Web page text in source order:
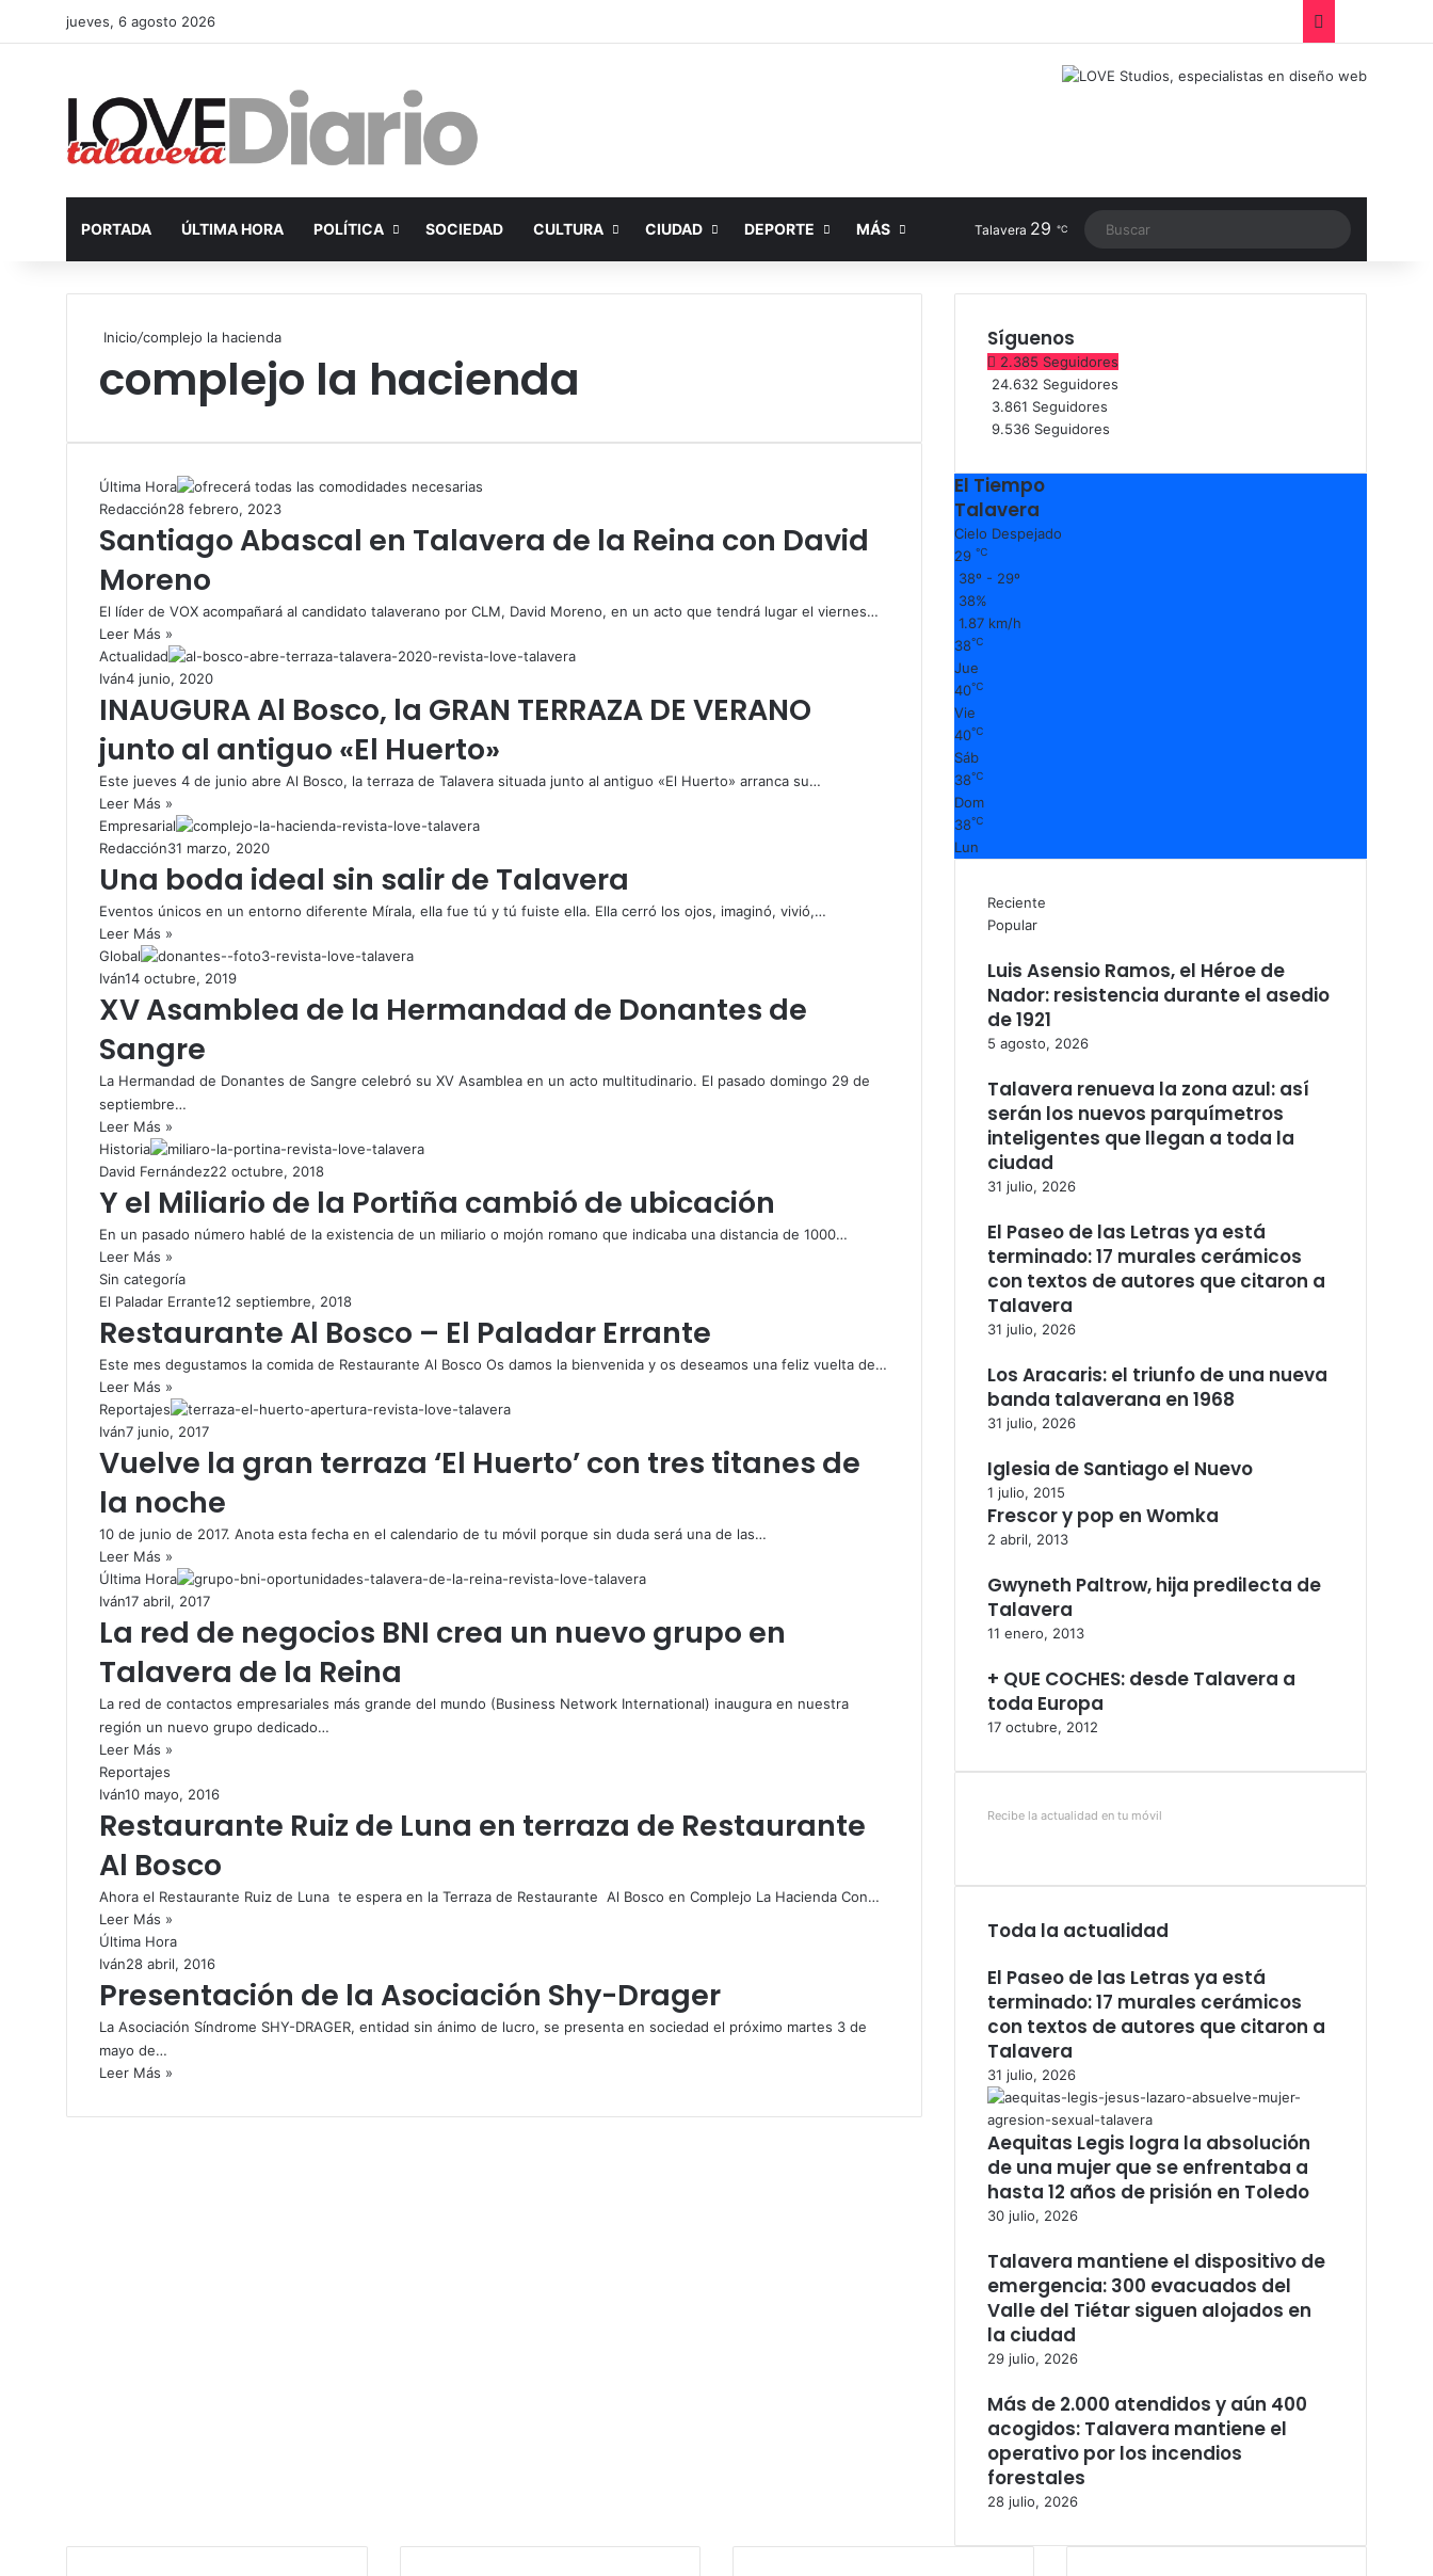
jueves, 6 agosto 2026 Instagram
TikTok
PORTADA ÚLTIMA HORA POLÍTICA SOCIEDAD CULTURA CIUDAD DEPORTE MÁS Talavera 29 ℃
Inicio/complejo la hacienda
complejo la hacienda
Última Hora
Redacción28 febrero, 2023
Santiago Abascal en Talavera de la Reina con David
Moreno
El líder de VOX acompañará al candidato talaverano por CLM, David Moreno, en un acto que tendrá lugar el viernes…
Leer Más »
Actualidad
Iván4 junio, 2020
INAUGURA Al Bosco, la GRAN TERRAZA DE VERANO
junto al antiguo «El Huerto»
Este jueves 4 de junio abre Al Bosco, la terraza de Talavera situada junto al antiguo «El Huerto» arranca su…
Leer Más »
Empresarial
Redacción31 marzo, 2020
Una boda ideal sin salir de Talavera
Eventos únicos en un entorno diferente Mírala, ella fue tú y tú fuiste ella. Ella cerró los ojos, imaginó, vivió,…
Leer Más »
Global
Iván14 octubre, 2019
XV Asamblea de la Hermandad de Donantes de
Sangre
La Hermandad de Donantes de Sangre celebró su XV Asamblea en un acto multitudinario. El pasado domingo 29 de
septiembre…
Leer Más »
Historia
David Fernández22 octubre, 2018
Y el Miliario de la Portiña cambió de ubicación
En un pasado número hablé de la existencia de un miliario o mojón romano que indicaba una distancia de 1000…
Leer Más »
Sin categoría
El Paladar Errante12 septiembre, 2018
Restaurante Al Bosco – El Paladar Errante
Este mes degustamos la comida de Restaurante Al Bosco Os damos la bienvenida y os deseamos una feliz vuelta de…
Leer Más »
Reportajes
Iván7 junio, 2017
Vuelve la gran terraza ‘El Huerto’ con tres titanes de
la noche
10 de junio de 2017. Anota esta fecha en el calendario de tu móvil porque sin duda será una de las…
Leer Más »
Última Hora
Iván17 abril, 2017
La red de negocios BNI crea un nuevo grupo en
Talavera de la Reina
La red de contactos empresariales más grande del mundo (Business Network International) inaugura en nuestra
región un nuevo grupo dedicado…
Leer Más »
Reportajes
Iván10 mayo, 2016
Restaurante Ruiz de Luna en terraza de Restaurante
Al Bosco
Ahora el Restaurante Ruiz de Luna te espera en la Terraza de Restaurante Al Bosco en Complejo La Hacienda Con…
Leer Más »
Última Hora
Iván28 abril, 2016
Presentación de la Asociación Shy-Drager
La Asociación Síndrome SHY-DRAGER, entidad sin ánimo de lucro, se presenta en sociedad el próximo martes 3 de
mayo de…
Leer Más »
Síguenos
2.385 Seguidores
24.632 Seguidores
3.861 Seguidores
9.536 Seguidores
El Tiempo
Talavera
Cielo Despejado
29℃
38º - 29º
38%
1.87 km/h
38℃
Jue
40℃
Vie
40℃
Sáb
38℃
Dom
38℃
Lun
Reciente
Popular
Luis Asensio Ramos, el Héroe de
Nador: resistencia durante el asedio
de 1921
5 agosto, 2026
Talavera renueva la zona azul: así
serán los nuevos parquímetros
inteligentes que llegan a toda la
ciudad
31 julio, 2026
El Paseo de las Letras ya está
terminado: 17 murales cerámicos
con textos de autores que citaron a
Talavera
31 julio, 2026
Los Aracaris: el triunfo de una nueva
banda talaverana en 1968
31 julio, 2026
Iglesia de Santiago el Nuevo
1 julio, 2015
Frescor y pop en Womka
2 abril, 2013
Gwyneth Paltrow, hija predilecta de
Talavera
11 enero, 2013
+ QUE COCHES: desde Talavera a
toda Europa
17 octubre, 2012
Recibe la actualidad en tu móvil
Toda la actualidad
El Paseo de las Letras ya está
terminado: 17 murales cerámicos
con textos de autores que citaron a
Talavera
31 julio, 2026
Aequitas Legis logra la absolución
de una mujer que se enfrentaba a
hasta 12 años de prisión en Toledo
30 julio, 2026
Talavera mantiene el dispositivo de
emergencia: 300 evacuados del
Valle del Tiétar siguen alojados en
la ciudad
29 julio, 2026
Más de 2.000 atendidos y aún 400
acogidos: Talavera mantiene el
operativo por los incendios
forestales
28 julio, 2026